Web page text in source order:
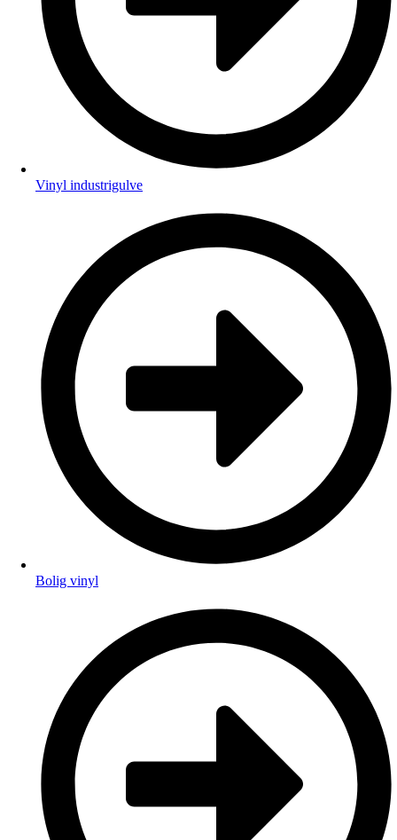
Vinyl industrigulve
Bolig vinyl